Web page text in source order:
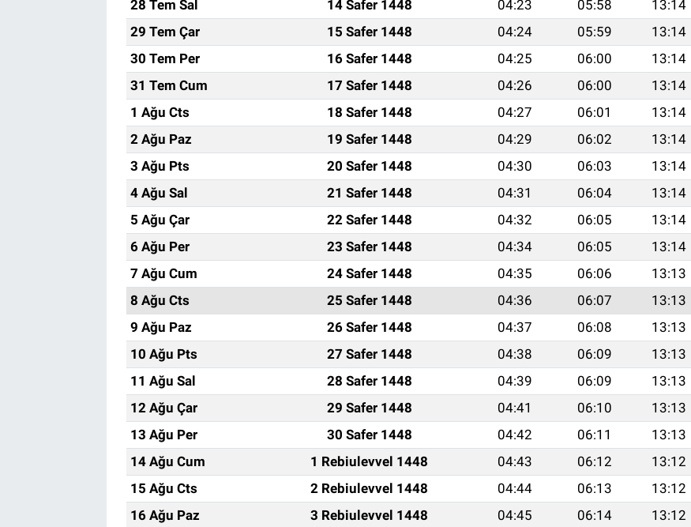
28 Tem Sal
14 Safer 1448 04:23 05:58 13:14
29 Tem Çar
15 Safer 1448 04:24 05:59 13:14
30 Tem Per
16 Safer 1448 04:25 06:00 13:14
31 Tem Cum
17 Safer 1448 04:26 06:00 13:14
1 Ağu Cts
18 Safer 1448 04:27 06:01 13:14
2 Ağu Paz
19 Safer 1448 04:29 06:02 13:14
3 Ağu Pts
20 Safer 1448 04:30 06:03 13:14
4 Ağu Sal
21 Safer 1448 04:31 06:04 13:14
5 Ağu Çar
22 Safer 1448 04:32 06:05 13:14
6 Ağu Per
23 Safer 1448 04:34 06:05 13:14
7 Ağu Cum
24 Safer 1448 04:35 06:06 13:13
8 Ağu Cts
25 Safer 1448 04:36 06:07 13:13
9 Ağu Paz
26 Safer 1448 04:37 06:08 13:13
10 Ağu Pts
27 Safer 1448 04:38 06:09 13:13
11 Ağu Sal
28 Safer 1448 04:39 06:09 13:13
12 Ağu Çar
29 Safer 1448 04:41 06:10 13:13
13 Ağu Per
30 Safer 1448 04:42 06:11 13:13
14 Ağu Cum
1 Rebiulevvel 1448 04:43 06:12 13:12
15 Ağu Cts
2 Rebiulevvel 1448 04:44 06:13 13:12
16 Ağu Paz
3 Rebiulevvel 1448 04:45 06:14 13:12